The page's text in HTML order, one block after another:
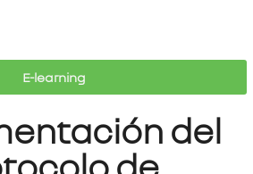
E-learning
del